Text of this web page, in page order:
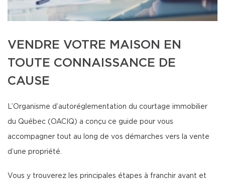
VENDRE VOTRE MAISON EN
TOUTE CONNAISSANCE DE
CAUSE
L’Organisme d’autoréglementation du courtage immobilier
du Québec (OACIQ) a conçu ce guide pour vous
accompagner tout au long de vos démarches vers la vente
d’une propriété.
Vous y trouverez les principales étapes à franchir avant et